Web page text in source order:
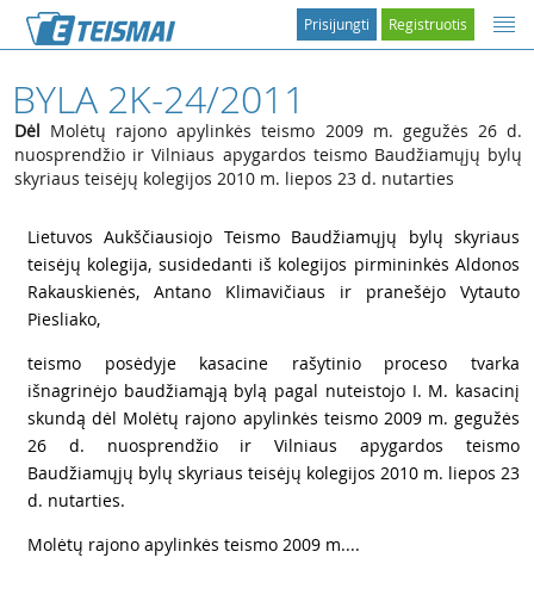
Registruotis
Prisijungti
BYLA 2K-24/2011
Dėl Molėtų rajono apylinkės teismo 2009 m. gegužės 26 d.
nuosprendžio ir Vilniaus apygardos teismo Baudžiamųjų bylų
skyriaus teisėjų kolegijos 2010 m. liepos 23 d. nutarties
Lietuvos Aukščiausiojo Teismo Baudžiamųjų bylų skyriaus
teisėjų kolegija, susidedanti iš kolegijos pirmininkės Aldonos
Rakauskienės, Antano Klimavičiaus ir pranešėjo Vytauto
Piesliako,
teismo posėdyje kasacine rašytinio proceso tvarka
išnagrinėjo baudžiamąją bylą pagal nuteistojo I. M. kasacinį
skundą dėl Molėtų rajono apylinkės teismo 2009 m. gegužės
26 d. nuosprendžio ir Vilniaus apygardos teismo
Baudžiamųjų bylų skyriaus teisėjų kolegijos 2010 m. liepos 23
d. nutarties.
Molėtų rajono apylinkės teismo 2009 m....